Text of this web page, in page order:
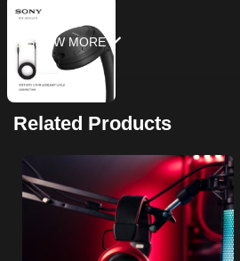
SHOW MORE
Related Products